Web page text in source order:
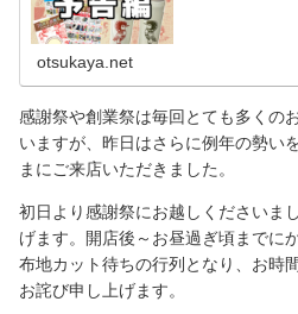
楽しみ要素がもりだ
で発表予定で
otsukaya.net
感謝祭や創業祭は毎回とても多くの
いますが、昨日はさらに例年の勢い
まにご来店いただきました。
初日より感謝祭にお越しくださいま
げます。開店後～お昼過ぎ頃までに
布地カット待ちの行列となり、お時
お詫び申し上げます。